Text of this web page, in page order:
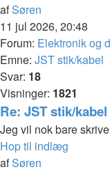
afSøren
11 jul 2026, 20:48
Forum: Elektronik og
Emne: JST stik/kabel
Svar: 18
Visninger: 1821
Re: JST stik/kabel
Jeg vil nok bare
Hop til indlæg
afSøren